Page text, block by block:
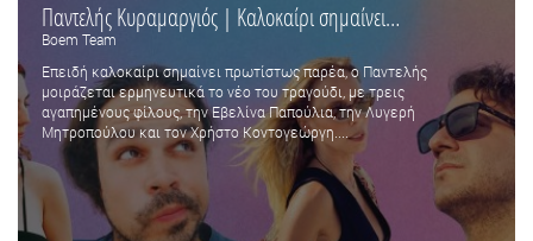
Παντελής Κυραμαργιός | Καλοκαίρι σημαίνει…
Boem Team
Επειδή καλοκαίρι σημαίνει πρωτίστως παρέα, ο Παντελής
μοιράζεται ερμηνευτικά το νέο του τραγούδι, με τρεις
αγαπημένους φίλους, την Εβελίνα Παπούλια, την Λυγερή
Μητροπούλου και τον Χρήστο Κοντογεώργη....